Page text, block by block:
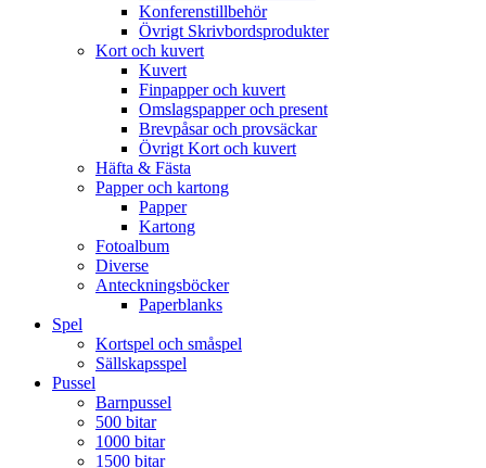
Konferenstillbehör
Övrigt Skrivbordsprodukter
Kort och kuvert
Kuvert
Finpapper och kuvert
Omslagspapper och present
Brevpåsar och provsäckar
Övrigt Kort och kuvert
Häfta & Fästa
Papper och kartong
Papper
Kartong
Fotoalbum
Diverse
Anteckningsböcker
Paperblanks
Spel
Kortspel och småspel
Sällskapsspel
Pussel
Barnpussel
500 bitar
1000 bitar
1500 bitar